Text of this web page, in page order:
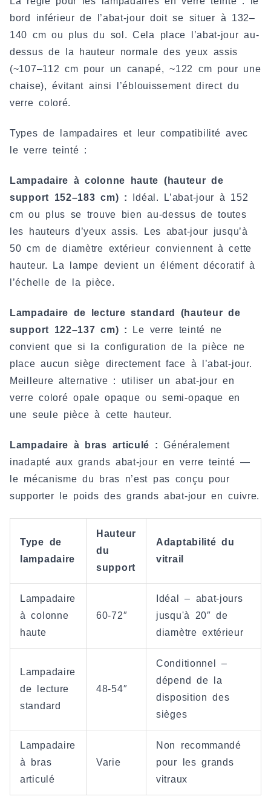
bord inférieur de l’abat-jour doit se situer à 132–
140 cm ou plus du sol. Cela place l’abat-jour au-
dessus de la hauteur normale des yeux assis
(~107–112 cm pour un canapé, ~122 cm pour une
chaise), évitant ainsi l’éblouissement direct du
verre coloré.
Types de lampadaires et leur compatibilité avec
le verre teinté :
Lampadaire à colonne haute (hauteur de
support 152–183 cm) :
Idéal. L’abat-jour à 152
cm ou plus se trouve bien au-dessus de toutes
les hauteurs d’yeux assis. Les abat-jour jusqu’à
50 cm de diamètre extérieur conviennent à cette
hauteur. La lampe devient un élément décoratif à
l’échelle de la pièce.
Lampadaire de lecture standard (hauteur de
support 122–137 cm) :
Le verre teinté ne
convient que si la configuration de la pièce ne
place aucun siège directement face à l’abat-jour.
Meilleure alternative : utiliser un abat-jour en
verre coloré opale opaque ou semi-opaque en
une seule pièce à cette hauteur.
Lampadaire à bras articulé : Généralement
inadapté aux grands abat-jour en verre teinté —
le mécanisme du bras n’est pas conçu pour
supporter le poids des grands abat-jour en cuivre.
Type de
lampadaire
Hauteur
du
support
Adaptabilité du
vitrail
Lampadaire
à colonne
haute
60-72″
Idéal – abat-jours
jusqu'à 20″ de
diamètre extérieur
Lampadaire
de lecture
standard
48-54″
Conditionnel –
dépend de la
disposition des
sièges
Lampadaire
à bras
articulé
Varie
Non recommandé
pour les grands
vitraux